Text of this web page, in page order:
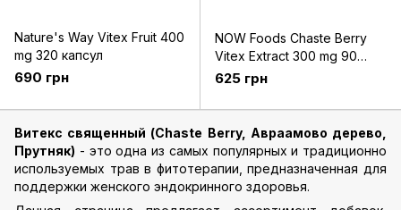
Nature's Way Vitex Fruit 400
mg 320 капсул
690 грн
NOW Foods Chaste Berry
Vitex Extract 300 mg 90
капсул
625 грн
Витекс священный (Chaste Berry, Авраамово дерево,
Прутняк) - это одна из самых популярных и традиционно
используемых трав в фитотерапии, предназначенная для
поддержки женского эндокринного здоровья.